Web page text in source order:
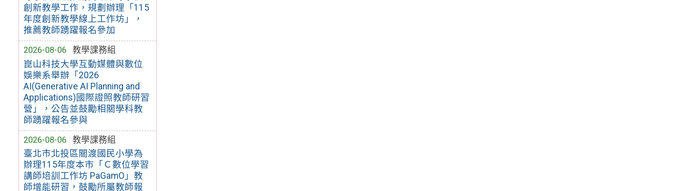
創新教學工作，規劃辦理「115
年度創新教學線上工作坊」，
推薦教師踴躍報名參加
2026-08-06
教學課務組
崑山科技大學互動媒體與數位
娛樂系舉辦「2026
AI(Generative AI Planning and
Applications)國際證照教師研習
營」，公告並鼓勵相關學科教
師踴躍報名參與
2026-08-06
教學課務組
臺北市北投區關渡國民小學為
辦理115年度本市「Ｃ數位學習
講師培訓工作坊 PaGamO」教
師增能研習，鼓勵所屬教師報